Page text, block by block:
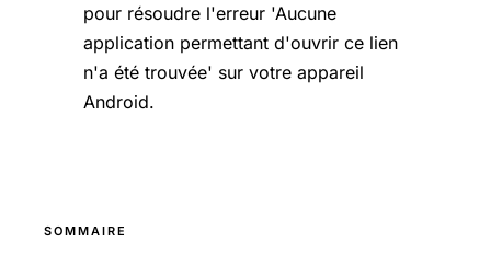
pour résoudre l'erreur 'Aucune
application permettant d'ouvrir ce lien
n'a été trouvée' sur votre appareil
Android.
SOMMAIRE